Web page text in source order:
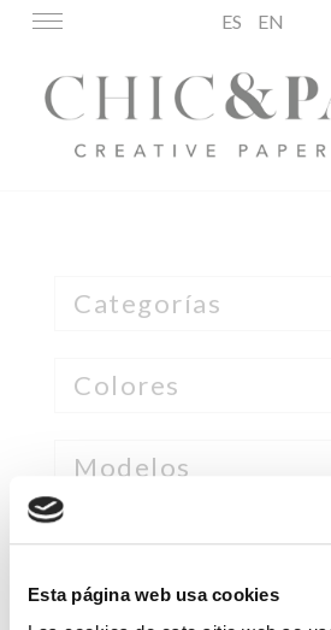
Esta página web usa cookies
ES EN
Toggle
Categorías
Colores
Modelos
ECOWATERPROOF